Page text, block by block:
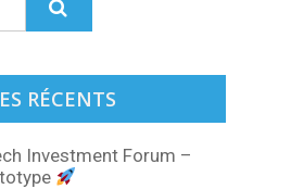
RÉCENTS
Investment Forum –